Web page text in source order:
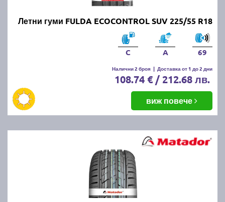
Летни гуми FULDA ECOCONTROL SUV 225/55 R18
C A 69
Налични 2 броя | Доставка от 1 до 2 дни
108.74 € / 212.68 лв.
виж повече